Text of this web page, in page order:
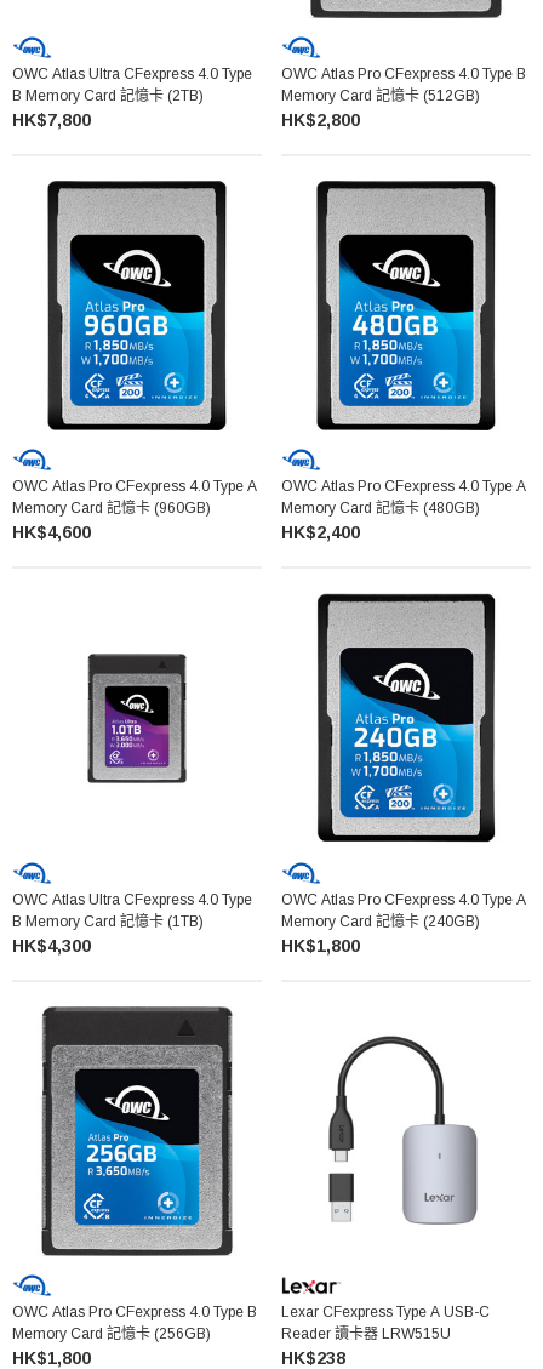
OWC Atlas Ultra CFexpress 4.0 Type
B Memory Card 記憶卡 (2TB)
HK$7,800
OWC Atlas Pro CFexpress 4.0 Type B
Memory Card 記憶卡 (512GB)
HK$2,800
OWC Atlas Pro CFexpress 4.0 Type A
Memory Card 記憶卡 (960GB)
HK$4,600
OWC Atlas Pro CFexpress 4.0 Type A
Memory Card 記憶卡 (480GB)
HK$2,400
OWC Atlas Ultra CFexpress 4.0 Type
B Memory Card 記憶卡 (1TB)
HK$4,300
OWC Atlas Pro CFexpress 4.0 Type A
Memory Card 記憶卡 (240GB)
HK$1,800
OWC Atlas Pro CFexpress 4.0 Type B
Memory Card 記憶卡 (256GB)
HK$1,800
Lexar CFexpress Type A USB-C
Reader 讀卡器 LRW515U
HK$238